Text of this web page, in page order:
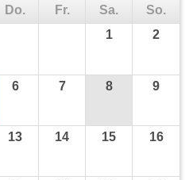
Do. Fr. Sa.
So.
1
2
6 7 8 9
13 14 15 16